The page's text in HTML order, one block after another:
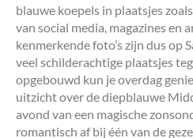
blauwe koepels in plaatsjes
van social media, magazines en
kenmerkende foto’s zijn dus op
veel schilderachtige plaatsjes
opgebouwd kun je overdag
uitzicht over de diepblauwe
avond van een magische
romantisch af bij één van de